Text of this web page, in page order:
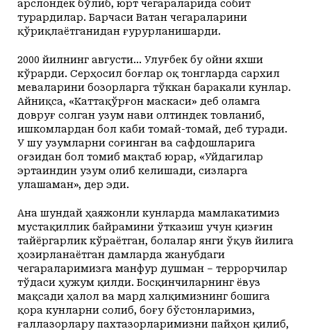
арслондек бўлиб, юрт чегараларида собит
турардилар. Барчаси Ватан чегараларини
қўриқлаётганидан ғурурланишарди.
2000 йилнинг августи... Улуғбек бу ойни яхши
кўрарди. Серҳосил боғлар оқ тонгларда сархил
меваларини бозорларга тўккан баракали кунлар.
Айниқса, «Каттақўрғон маскаси» деб оламга
довруғ солган узум нави олтиндек товланиб,
ишкомлардан бол каби томай-томай, деб туради.
У шу узумларни соғинган ва сафдошларига
оғзидан бол томиб мақтаб юрар, «Уйдагилар
эртаиндин узум олиб келишади, сизларга
улашаман», дер эди.
Ана шундай ҳаяжонли кунларда мамлакатимиз
мустақиллик байрамини ўтказиш учун қизғин
тайёргарлик кўраётган, болалар янги ўқув йилига
ҳозирланаётган дамларда жанубдаги
чегараларимизга манфур душман – террорчилар
тўдаси ҳужум қилди. Босқинчиларнинг ёвуз
мақсади ҳалол ва мард халқимизнинг бошига
қора кунларни солиб, боғу бўстонларимиз,
ғаллазорлару пахтазорларимизни пайҳон қилиб,